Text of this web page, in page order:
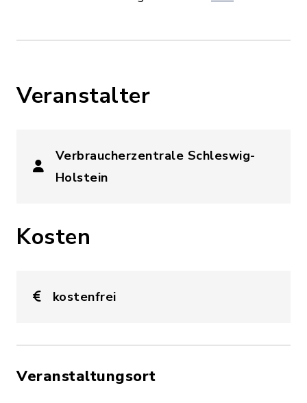
Veranstalter
Verbraucherzentrale Schleswig-
Holstein
Kosten
kostenfrei
Veranstaltungsort